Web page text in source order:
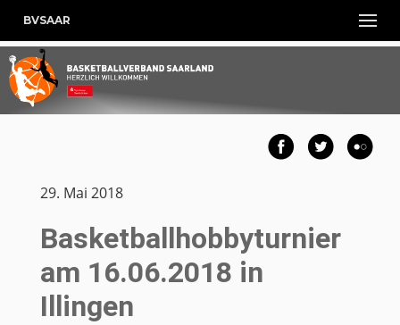
BVSAAR
29. Mai 2018
Basketballhobbyturnier
am 16.06.2018 in
Illingen